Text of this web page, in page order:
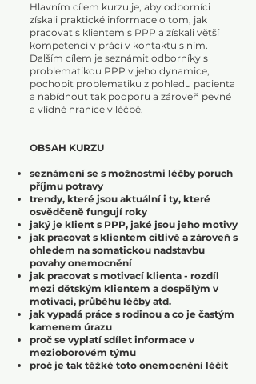
Hlavním cílem kurzu je, aby odborníci
získali praktické informace o tom, jak
pracovat s klientem s PPP a získali větší
kompetenci v práci v kontaktu s ním.
Dalším cílem je seznámit odborníky s
problematikou PPP v jeho dynamice,
pochopit problematiku z pohledu pacienta
a nabídnout tak podporu a zároveň pevné
a vlídné hranice v léčbě.
OBSAH KURZU
seznámení se s možnostmi léčby poruch
příjmu potravy
trendy, které jsou aktuální i ty, které
osvědčeně fungují roky
jaký je klient s PPP, jaké jsou jeho motivy
jak pracovat s klientem citlivě a zároveň s
ohledem na somatickou nadstavbu
povahy onemocnění
jak pracovat s motivací klienta - rozdíl
mezi dětským klientem a dospělým v
motivaci, průběhu léčby atd.
jak vypadá práce s rodinou a co je častým
kamenem úrazu
proč se vyplatí sdílet informace v
mezioborovém týmu
proč je tak těžké toto onemocnění léčit